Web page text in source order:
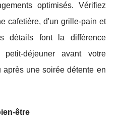
optimisés. Vérifiez
cafetière, d'un grille-pain et
détails font la différence
déjeuner avant votre
une soirée détente en
être